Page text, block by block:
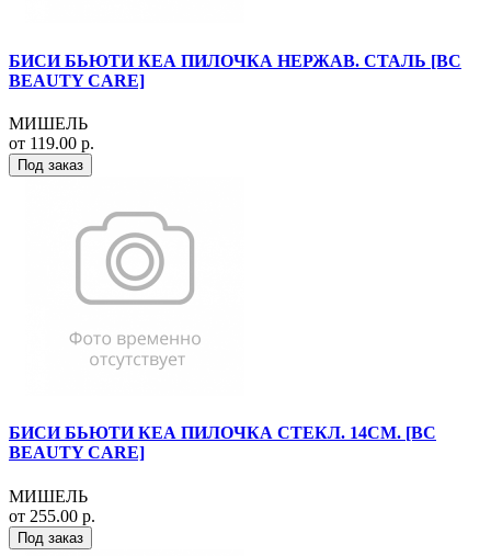
БИСИ БЬЮТИ КЕА ПИЛОЧКА НЕРЖАВ. СТАЛЬ [BC
BEAUTY CARE]
МИШЕЛЬ
от 119.00 р.
Под заказ
БИСИ БЬЮТИ КЕА ПИЛОЧКА СТЕКЛ. 14СМ. [BC
BEAUTY CARE]
МИШЕЛЬ
от 255.00 р.
Под заказ